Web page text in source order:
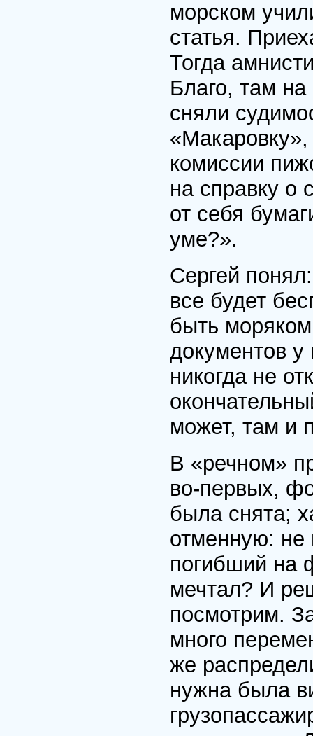
морском
статья.
Тогда
Благо, там на
сняли
комиссии
на справку о
от себя
уме?».
Сергей
все будет
быть
документов
никогда не
может, там и
В «речном»
во-первых,
была снята;
отменную: не
погибший на
мечтал? И
посмотрим.
много
же
нужна была